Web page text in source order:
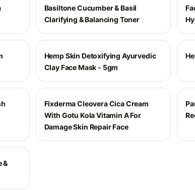
Basiltone Cucumber & Basil
Clarifying & Balancing Toner
Hemp Skin Detoxifying Ayurvedic
Clay Face Mask - 5gm
Fixderma Cleovera Cica Cream
With Gotu Kola Vitamin A For
Damage Skin Repair Face
&